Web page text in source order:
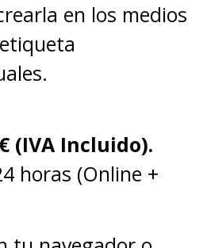
en los medios
€ (IVA Incluido).
horas (Online +